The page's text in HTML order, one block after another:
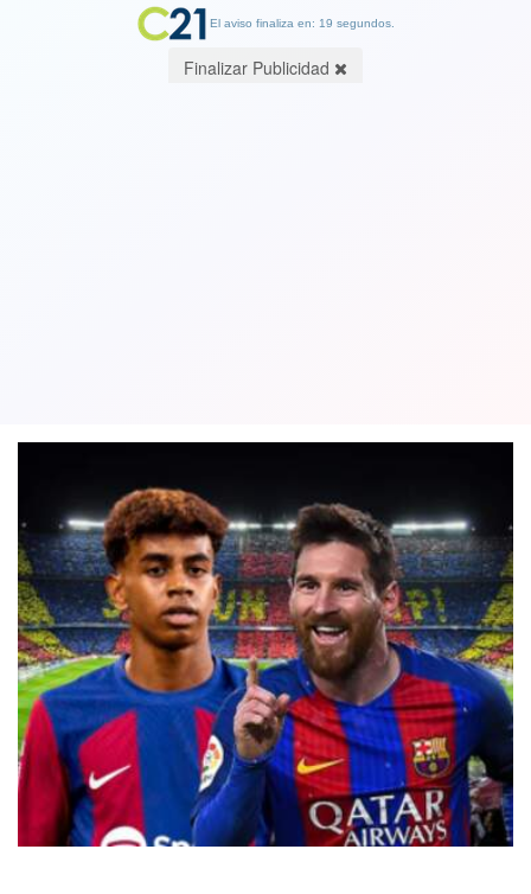
El aviso finaliza en: 19 segundos.
Finalizar Publicidad